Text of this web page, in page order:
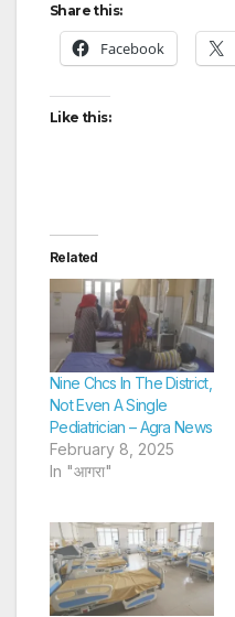
Share this:
Facebook
Like this:
Related
Nine Chcs In The District,
Not Even A Single
Pediatrician – Agra News
February 8, 2025
In "आगरा"